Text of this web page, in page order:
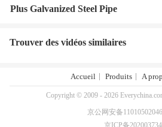
Plus Galvanized Steel Pipe
Trouver des vidéos similaires
Accueil Produits A
Copyright © 2009 - 2026
京公网安备
京ICP备